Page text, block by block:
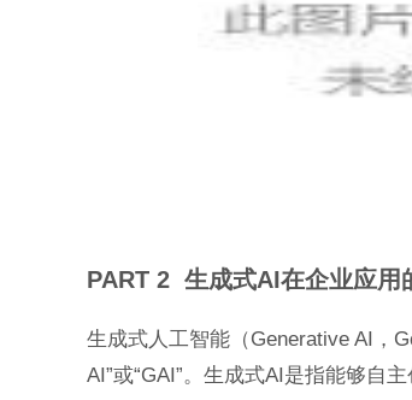
PART 2 生成式AI在企业应用
生成式人工智能（Generative AI，
AI”或“GAI”。生成式AI是指能够自